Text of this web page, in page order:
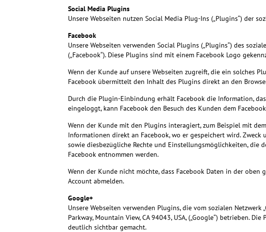
Social Media Plugins
Unsere Webseiten nutzen Social Media Plug-Ins („Plugins“) der
Facebook
Unsere Webseiten verwenden Social Plugins („Plugins“) des
(„Facebook“). Diese Plugins sind mit einem Facebook Logo
Wenn der Kunde auf unsere Webseiten zugreift, die ein solches
Facebook übermittelt den Inhalt des Plugins direkt an den
Durch die Plugin-Einbindung erhält Facebook die Information,
eingeloggt, kann Facebook den Besuch des Kunden dem
Wenn der Kunde mit den Plugins interagiert, zum Beispiel mit
Informationen direkt an Facebook, wo er gespeichert wird.
sowie diesbezügliche Rechte und Einstellungsmöglichkeiten, die
Facebook entnommen werden.
Wenn der Kunde nicht möchte, dass Facebook Daten in der oben
Account abmelden.
Google+
Unsere Webseiten verwenden Plugins, die vom sozialen
Parkway, Mountain View, CA 94043, USA, („Google“) betrieben.
deutlich sichtbar gemacht.